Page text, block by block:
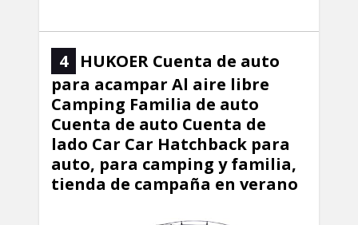
4
HUKOER Cuenta de auto
para acampar Al aire libre
Camping Familia de auto
Cuenta de auto Cuenta de
lado Car Car Hatchback para
auto, para camping y familia,
tienda de campaña en verano